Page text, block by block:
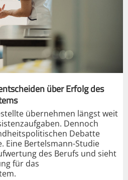
über Erfolg des
übernehmen längst weit
Dennoch
Debatte
Eine Bertelsmann-Studie
des Berufs und sieht
für das